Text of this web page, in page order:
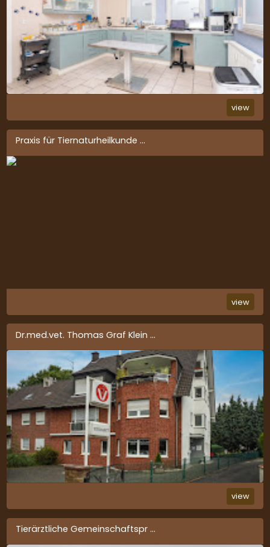
view
Praxis für Tiernaturheilkunde ...
view
Dr.med.vet. Thomas Graf Klein ...
view
Tierärztliche Gemeinschaftspr ...